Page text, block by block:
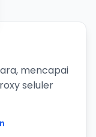
mencapai
seluler